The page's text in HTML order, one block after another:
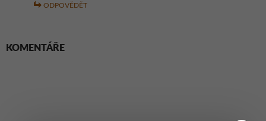
ODPOVĚDĚT
KOMENTÁŘE